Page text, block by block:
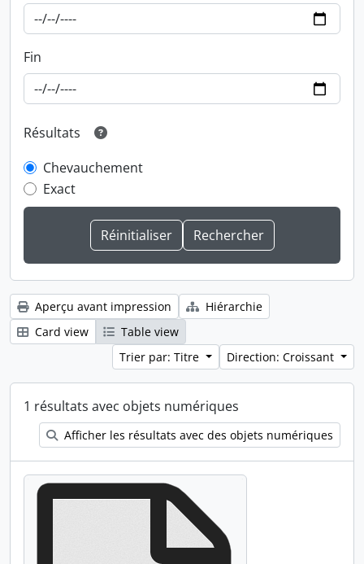
Fin
Résultats
Chevauchement
Exact
Aperçu avant impression
Hiérarchie
Card view
Table view
Trier par: Titre
Direction: Croissant
1 résultats avec objets numériques
Afficher les résultats avec des objets numériques